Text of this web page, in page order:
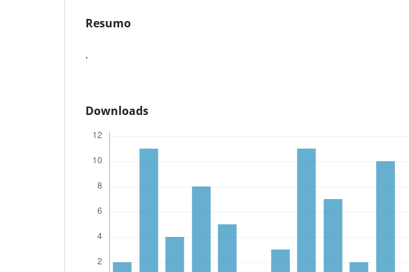
Resumo
.
Downloads